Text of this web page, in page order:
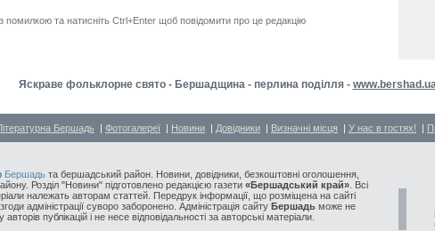
помилкою та натисніть Ctrl+Enter щоб повідомити про це редакцію
Яскраве фольклорне свято - Бершадщина - перлина поділля - www.bershad.ua
Бершадь | Фотогалереї | Новини | Довідники | Визначні місця | У нас в гостях! |
Бершадь та бершадський район. Новини, довідники, безкоштовні оголошення,
Розділ "Новини" підготовлено редакцією газети «Бершадський край» . Всі
належать авторам статтей. Передрук інформації, що розміщена на сайті
згоди адміністрації суворо заборонено. Адміністрація сайту Бершадь може не
публікацій і не несе відповідальності за авторські матеріали.